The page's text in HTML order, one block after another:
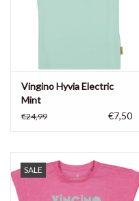
Vingino Hyvia Electric
Mint
€24,99 €7,50
SALE